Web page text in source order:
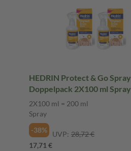
HEDRIN Protect & Go Spray
Doppelpack 2X100 ml Spray
2X100 ml = 200 ml
Spray
-38%
UVP: 28,72 €
17,71 €